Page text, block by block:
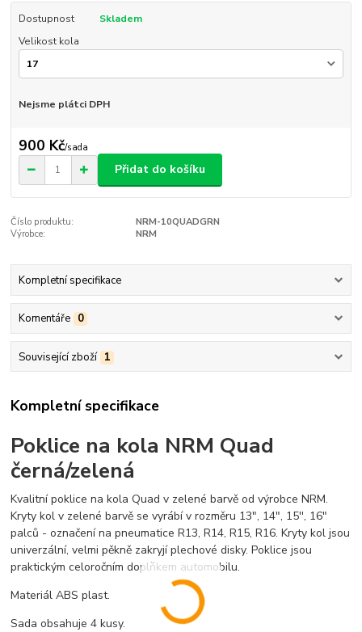
Dostupnost
Skladem
Velikost kola
Nejsme plátci DPH
900 Kč/sada
Přidat do košíku
Číslo produktu:
NRM-10QUADGRN
Výrobce:
NRM
Kompletní specifikace
Komentáře 0
Související zboží 1
Kompletní specifikace
Poklice na kola NRM Quad
černá/zelená
Kvalitní poklice na kola Quad v zelené barvě od výrobce NRM.
Kryty kol v zelené barvě se vyrábí v rozměru 13", 14", 15'', 16"
palců - označení na pneumatice R13, R14, R15, R16. Kryty kol jsou
univerzální, velmi pěkně zakryjí plechové disky. Poklice jsou
praktickým celoročním doplňkem automobilu.
Materiál ABS plast.
Sada obsahuje 4 kusy.